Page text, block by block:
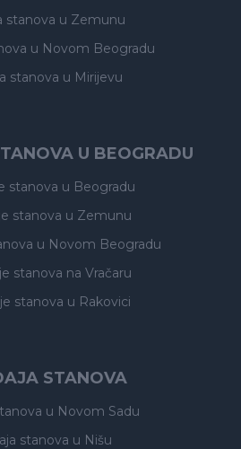
stanova u Zemunu
u Novom Beogradu
stanova u Mirijevu
U BEOGRADU
stanova u Beogradu
stanova u Zemunu
u Novom Beogradu
stanova na Vračaru
stanova u Rakovici
STANOVA
u Novom Sadu
stanova u Nišu